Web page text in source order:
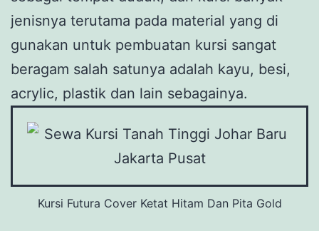
jenisnya terutama pada material yang di
gunakan untuk pembuatan kursi sangat
beragam salah satunya adalah kayu, besi,
acrylic, plastik dan lain sebagainya.
Kursi Futura Cover Ketat Hitam Dan Pita Gold